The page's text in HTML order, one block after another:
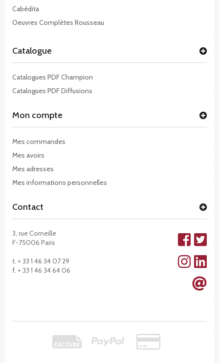
Cabédita
Oeuvres Complètes Rousseau
Catalogue
Catalogues PDF Champion
Catalogues PDF Diffusions
Mon compte
Mes commandes
Mes avoirs
Mes adresses
Mes informations personnelles
Contact
3, rue Corneille
F-75006 Paris
t. + 33 1 46 34 07 29
f. + 33 1 46 34 64 06